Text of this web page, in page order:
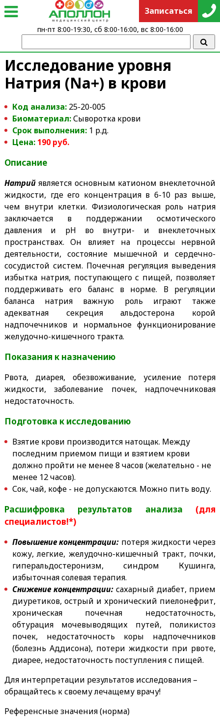
Исследование уровня
Натрия (Na+) в крови
Код анализа: 25-20-005
Биоматериал:Сыворотка крови
Срок выполнения:1 р.д.
Цена: 190 руб.
Описание
Натрий является основным катионом внеклеточной
жидкости, где его концентрация в 6-10 раз выше,
чем внутри клетки. Физиологическая роль натрия
заключается в поддержании осмотического
давления и pH во внутри- и внеклеточных
пространствах. Он влияет на процессы нервной
деятельности, состояние мышечной и сердечно-
сосудистой систем. Почечная регуляция выведения
избытка натрия, поступающего с пищей, позволяет
поддерживать его баланс в норме. В регуляции
баланса натрия важную роль играют также
адекватная секреция альдостерона корой
надпочечников и нормальное функционирование
желудочно-кишечного тракта.
Показания к назначению
Рвота, диарея, обезвоживание, усиление потеря
жидкости, заболевание почек, надпочечниковая
недостаточность.
Подготовка к исследованию
Взятие крови производится натощак. Между
последним приемом пищи и взятием крови
должно пройти не менее 8 часов (желательно - не
менее 12 часов).
Сок, чай, кофе - не допускаются. Можно пить воду.
Расшифровка результатов анализа (для
специалистов!*)
Повышение концентрации: потеря жидкости через
кожу, легкие, желудочно-кишечный тракт, почки,
гиперальдостеронизм, синдром Кушинга,
избыточная солевая терапия.
Снижение концентрации:сахарный диабет, прием
диуретиков, острый и хронический пиелонефрит,
хроническая почечная недостаточность,
обтурация мочевыводящих путей, поликистоз
почек, недостаточность коры надпочечников
(болезнь Аддисона), потери жидкости при рвоте,
диарее, недостаточность поступления с пищей.
Для интерпретации результатов исследования –
обращайтесь к своему лечащему врачу!
Референсные значения (норма)
Записаться
пн-пт 8:00-19:30, сб 8:00-16:00, вс 8:00-16:00